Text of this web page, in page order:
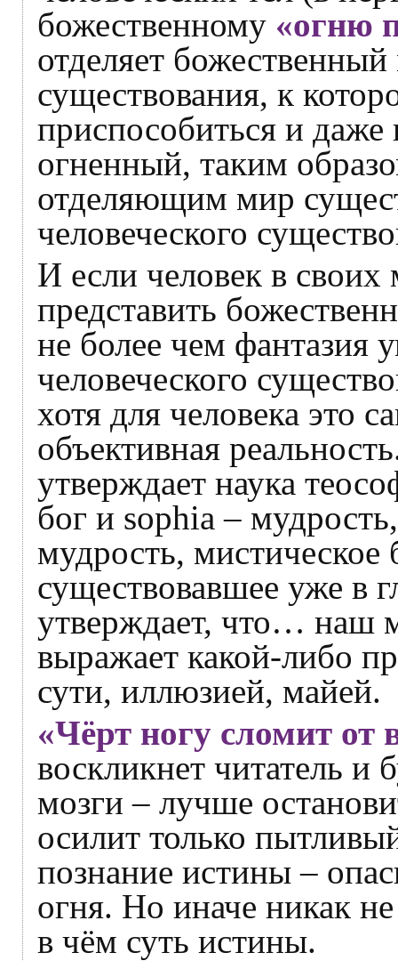
божественному «огню
отделяет
существования, к
приспособиться и
огненный, таким
отделяющим мир
человеческого
И если человек в своих
представить
не более чем фантазия
человеческого
хотя для человека это
объективная
утверждает наука
бог и sорhiа –
мудрость, мистическое
существовавшее уже в
утверждает, что… наш
выражает какой-либо
сути, иллюзией, майей.
«Чёрт ногу сломит от
воскликнет читатель и
мозги – лучше
осилит только
познание истины –
огня. Но иначе никак
в чём суть истины.